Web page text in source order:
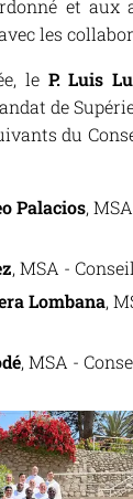
et aux
les
le P. Luis
de
du
Palacios,
, MSA -
Lombana,
, MSA -